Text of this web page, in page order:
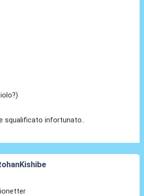
squalificato infortunato..